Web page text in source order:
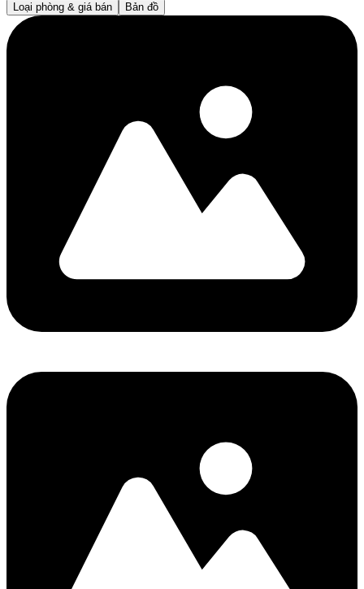
Loại phòng & giá bán
Bản đồ